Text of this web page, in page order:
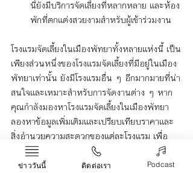
นี้ยังมีบริการจัดเลี้ยงที่หลากหลาย และห้อง
พักที่ตกแต่งสวยงามสำหรับผู้เข้าร่วมงาน
โรงแรมจัดเลี้ยงในเมืองพัทยาทั้งหลายแห่งนี้ เป็น
เพียงส่วนหนึ่งของโรงแรมจัดเลี้ยงที่มีอยู่ในเมือง
พัทยาเท่านั้น ยังมีโรงแรมอื่น ๆ อีกมากมายที่น่า
สนใจและเหมาะสำหรับการจัดงานต่าง ๆ หาก
คุณกำลังมองหาโรงแรมจัดเลี้ยงในเมืองพัทยา
ลองหาข้อมูลเพิ่มเติมและเปรียบเทียบราคาและ
สิ่งอำนวยความสะดวกของแต่ละโรงแรม เพื่อ
เลือกโรงแรมที่เหมาะสมกับความต้องการและงบ
ประมาณของคุณมากที่สุด
ข่าววันนี้ ติดต่อเรา Podcast